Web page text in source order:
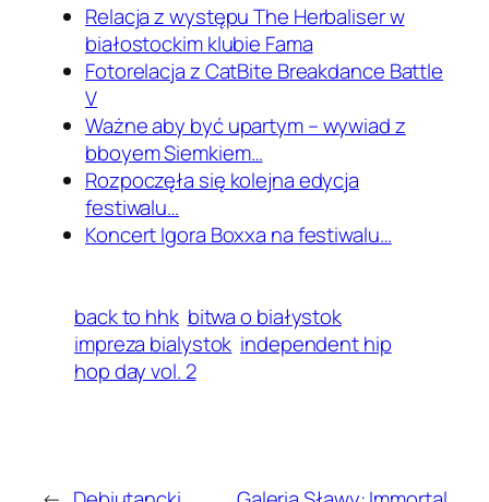
Relacja z występu The Herbaliser w
białostockim klubie Fama
Fotorelacja z CatBite Breakdance Battle
V
Ważne aby być upartym – wywiad z
bboyem Siemkiem…
Rozpoczęła się kolejna edycja
festiwalu…
Koncert Igora Boxxa na festiwalu…
back to hhk bitwa o białystok
impreza bialystok independent hip
hop day vol. 2